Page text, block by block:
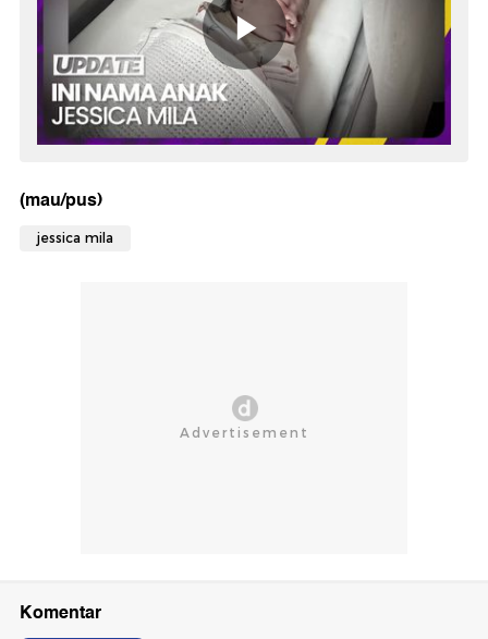
(mau/pus)
jessica mila
Komentar